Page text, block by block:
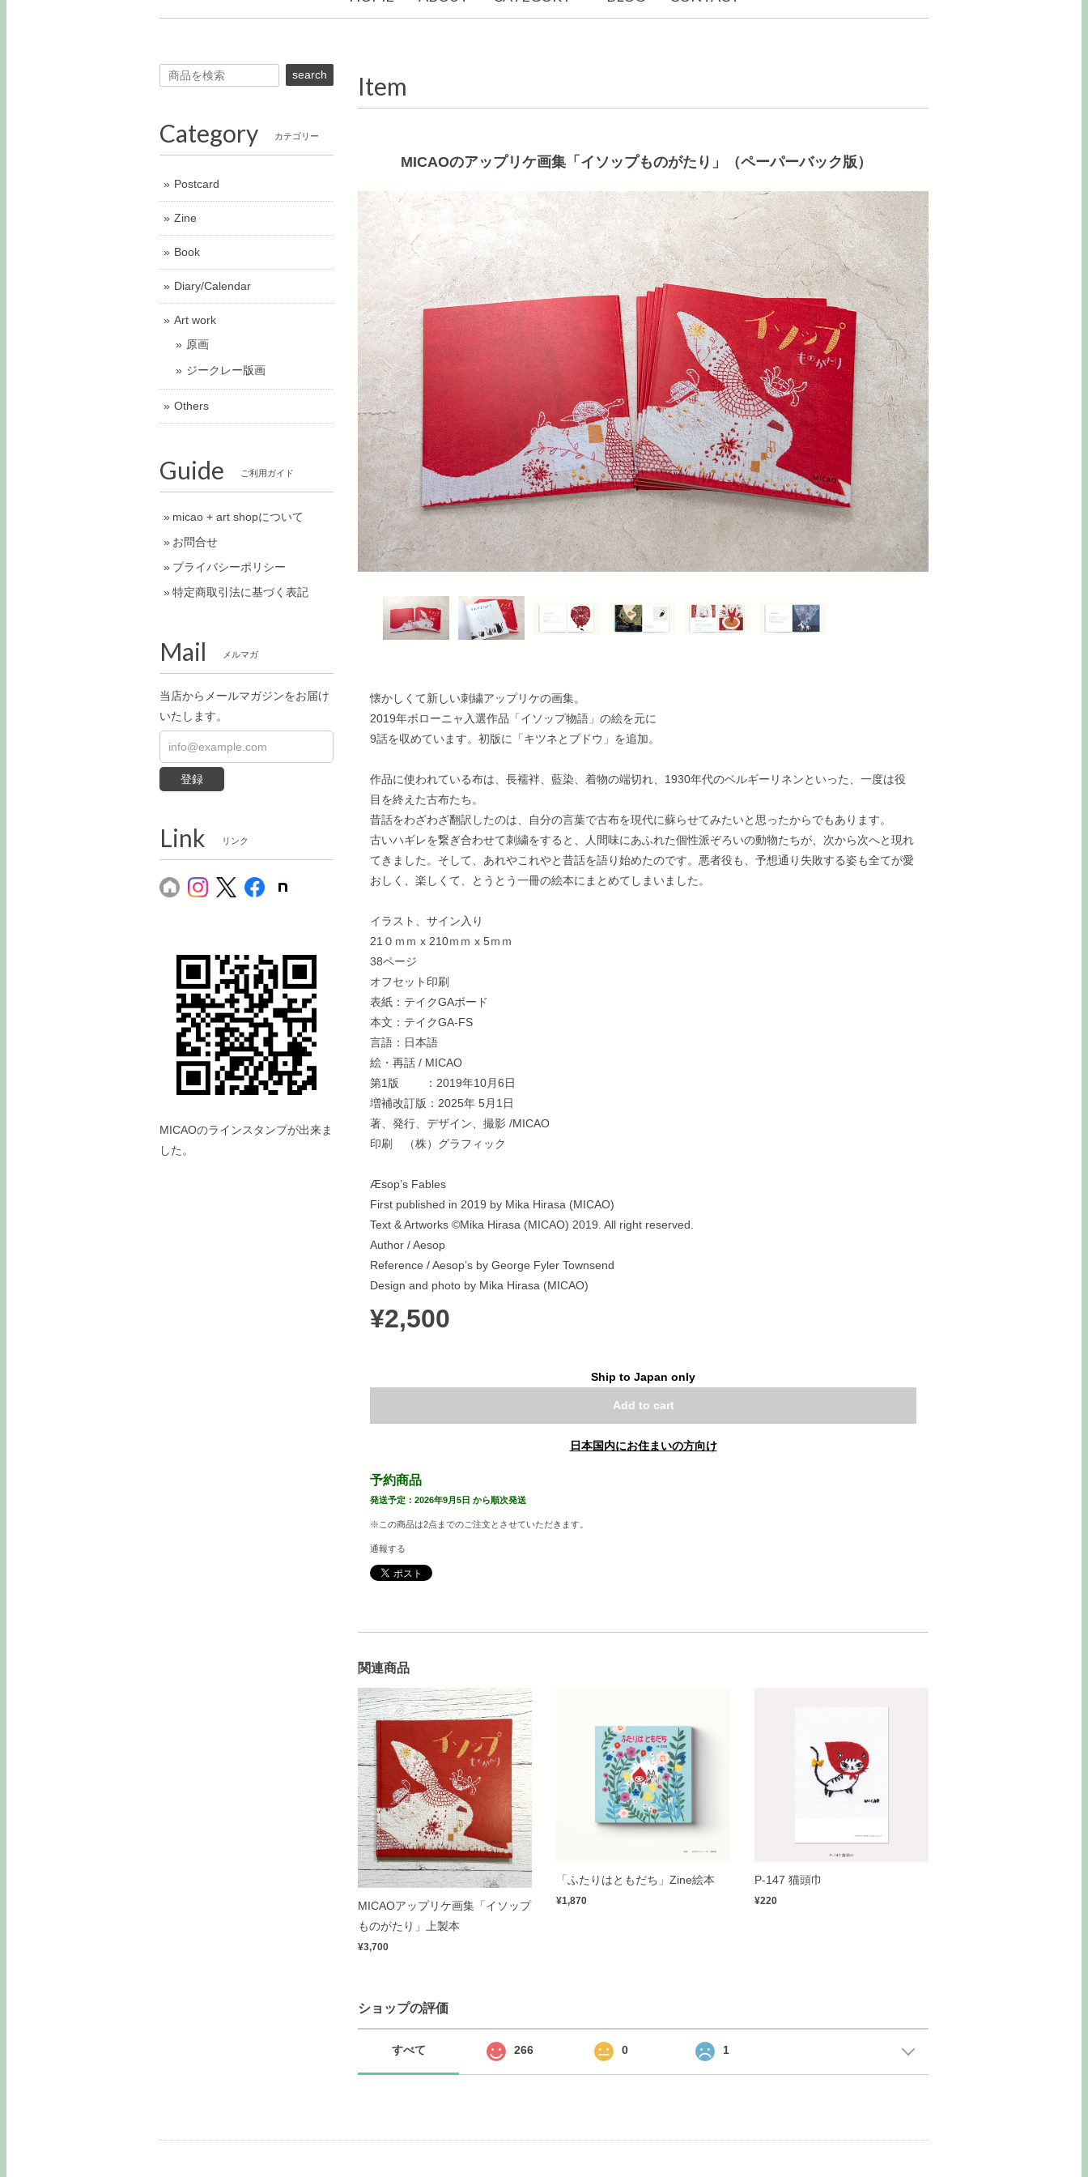
Item
MICAOのアップリケ画集「イソップものがたり」（ペーパーバック版）
懐かしくて新しい刺繍アップリケの画集。
2019年ボローニャ入選作品「イソップ物語」の絵を元に
9話を収めています。初版に「キツネとブドウ」を追加。
作品に使われている布は、長襦袢、藍染、着物の端切れ、1930年代のベルギーリネンといった、一度は役
目を終えた古布たち。
昔話をわざわざ翻訳したのは、自分の言葉で古布を現代に蘇らせてみたいと思ったからでもあります。
古いハギレを繋ぎ合わせて刺繍をすると、人間味にあふれた個性派ぞろいの動物たちが、次から次へと現れ
てきました。そして、あれやこれやと昔話を語り始めたのです。悪者役も、予想通り失敗する姿も全てが愛
おしく、楽しくて、とうとう一冊の絵本にまとめてしまいました。
イラスト、サイン入り
21０ｍｍ x 210ｍｍ x 5ｍｍ
38ページ
オフセット印刷
表紙：テイクGAボード
本文：テイクGA-FS
言語：日本語
絵・再話 / MICAO
第1版 ：2019年10月6日
増補改訂版：2025年 5月1日
著、発行、デザイン、撮影 /MICAO
印刷 （株）グラフィック
Æsop’s Fables
First published in 2019 by Mika Hirasa (MICAO)
Text & Artworks ©Mika Hirasa (MICAO) 2019. All right reserved.
Author / Aesop
Reference / Aesop’s by George Fyler Townsend
Design and photo by Mika Hirasa (MICAO)
¥2,500
Ship to Japan only
Add to cart
日本国内にお住まいの方向け
予約商品
発送予定：2026年9月5日 から順次発送
※この商品は2点までのご注文とさせていただきます。
通報する
関連商品
MICAOアップリケ画集「イソップ
ものがたり」上製本
¥3,700
「ふたりはともだち」Zine絵本
¥1,870
P-147 猫頭巾
¥220
ショップの評価
すべて 266 0 1
search
Category カテゴリー
Postcard
Zine
Book
Diary/Calendar
Art work
原画
ジークレー版画
Others
Guide ご利用ガイド
micao + art shopについて
お問合せ
プライバシーポリシー
特定商取引法に基づく表記
Mail メルマガ
当店からメールマガジンをお届け
いたします。
登録
Link リンク
MICAOのラインスタンプが出来ま
した。